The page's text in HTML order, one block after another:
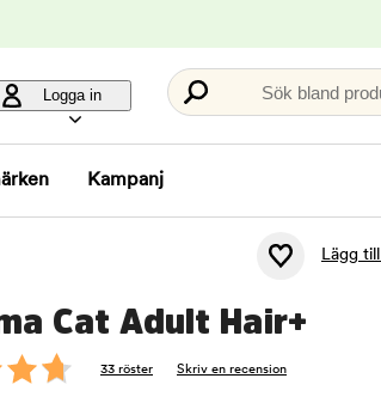
Logga in Sök bland
Kampanj
Lägg
Cat Adult Hair+
33 röster Skriv en recension